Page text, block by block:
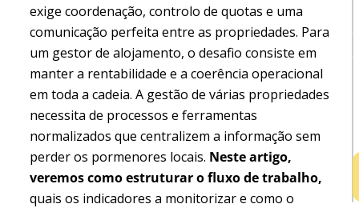
exige coordenação, controlo de quotas e uma
comunicação perfeita entre as propriedades. Para
um gestor de alojamento, o desafio consiste em
manter a rentabilidade e a coerência operacional
em toda a cadeia. A gestão de várias propriedades
necessita de processos e ferramentas
normalizados que centralizem a informação sem
perder os pormenores locais. Neste artigo,
veremos como estruturar o fluxo de trabalho,
quais os indicadores a monitorizar e como o